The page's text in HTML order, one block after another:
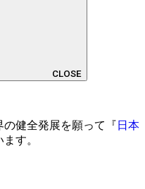
CLOSE
健全発展を願って『 日本
す。